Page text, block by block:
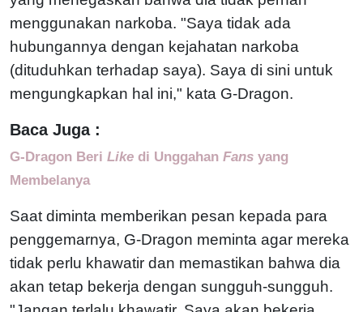
menggunakan narkoba. "Saya tidak ada
hubungannya dengan kejahatan narkoba
(dituduhkan terhadap saya). Saya di sini untuk
mengungkapkan hal ini," kata G-Dragon.
Baca Juga :
G-Dragon Beri Like di Unggahan Fans yang
Membelanya
Saat diminta memberikan pesan kepada para
penggemarnya, G-Dragon meminta agar mereka
tidak perlu khawatir dan memastikan bahwa dia
akan tetap bekerja dengan sungguh-sungguh.